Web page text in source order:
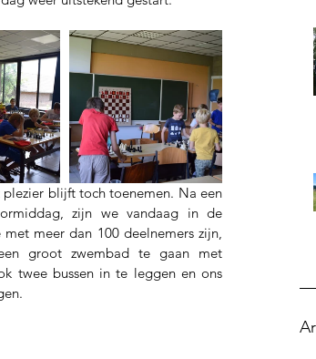
zijn we vandaag in de
meer dan 100 deelnemers zijn,
groot zwembad te gaan met
twee bussen in te leggen en ons